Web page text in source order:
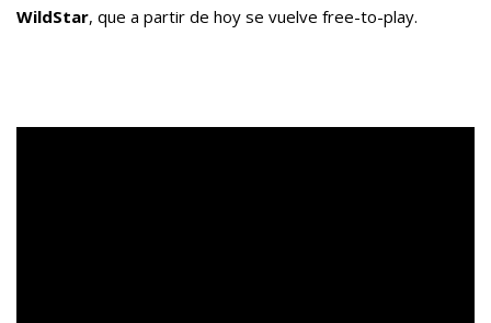
WildStar, que a partir de hoy se vuelve free-to-play.